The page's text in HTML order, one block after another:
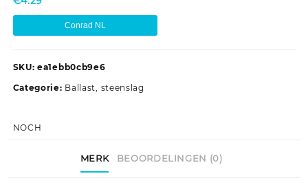
Conrad NL
SKU: ea1ebb0cb9e6
Categorie: Ballast, steenslag
NOCH
MERK BEOORDELINGEN (0)